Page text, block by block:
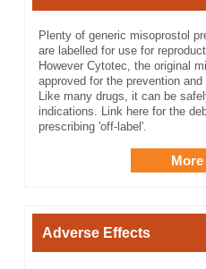
Plenty of generic misoprostol
are labelled for use for
However Cytotec, the original
approved for the prevention
Like many drugs, it can be
indications. Link here for the
prescribing 'off-label'.
Adverse Effects